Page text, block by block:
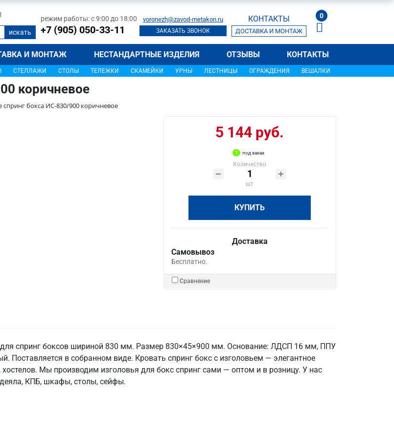
режим работы: с 9:00 до 18:00
+7 (905) 050-33-11
voronezh@zavod-metakon.ru
ЗАКАЗАТЬ ЗВОНОК
КОНТАКТЫ
ДОСТАВКА И МОНТАЖ
0
И МОНТАЖ НЕСТАНДАРТНЫЕ ИЗДЕЛИЯ ОТЗЫВЫ КОНТАКТЫ
СТЕЛЛАЖИ СТОЛЫ ТЕЛЕЖКИ СКАМЕЙКИ УРНЫ ЛЕСТНИЦЫ ОГРАЖДЕНИЯ ВЕШАЛКИ
коричневое
спринг бокса ИС-830/900 коричневое
5 144 руб.
под заказ
Количество
шт
КУПИТЬ
Доставка
Самовывоз
Бесплатно.
Сравнение
спринг боксов шириной 830 мм. Размер 830×45×900 мм. Основание: ЛДСП 16 мм, ППУ
Поставляется в собранном виде. Кровать спринг бокс с изголовьем — элегантное
Мы производим изголовья для бокс спринг сами — оптом и в розницу. У нас
КПБ, шкафы, столы, сейфы.